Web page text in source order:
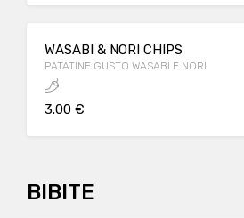
WASABI & NORI CHIPS
PATATINE GUSTO WASABI E NORI
3.00 €
BIBITE